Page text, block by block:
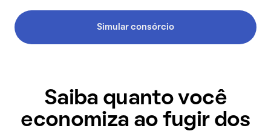
Simular consórcio
Saiba quanto você
economiza ao fugir dos